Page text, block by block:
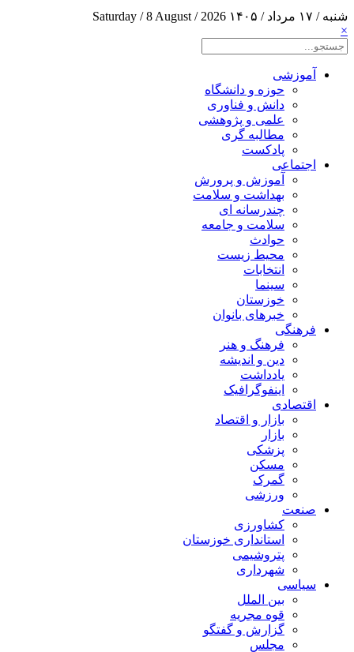
شنبه / ۱۷ مرداد / ۱۴۰۵
Saturday / 8 August / 2026
×
آموزشی
حوزه و دانشگاه
دانش و فناوری
علمی و پژوهشی
مطالبه گری
پادکست
اجتماعی
آموزش و پرورش
بهداشت و سلامت
چندرسانه ای
سلامت و جامعه
حوادث
محیط زیست
انتخابات
سینما
خوزستان
خبرهای بانوان
فرهنگی
فرهنگ و هنر
دین و اندیشه
یادداشت
اینفوگرافیک
اقتصادی
بازار و اقتصاد
بازار
پزشکی
مسکن
گمرک
ورزشی
صنعت
کشاورزی
استانداری خوزستان
پتروشیمی
شهرداری
سیاسی
بین الملل
قوه مجریه
گزارش و گفتگو
مجلس